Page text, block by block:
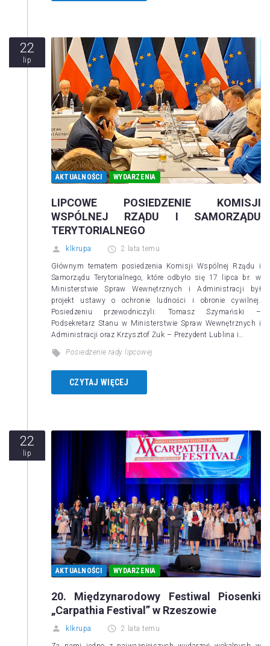
22
lip
AKTUALNOŚCI WYDARZENIA
LIPCOWE POSIEDZENIE KOMISJI
WSPÓLNEJ RZĄDU I SAMORZĄDU
TERYTORIALNEGO
klkrupa 2 lata temu
Głównym tematem posiedzenia Komisji Wspólnej Rządu i
Samorządu Terytorialnego, które odbyło się 17 lipca br. w
Ministerstwie Spraw Wewnętrznych i Administracji był
projekt ustawy o ochronie ludności i obronie cywilnej.
Posiedzeniu przewodniczyli: Tomasz Szymański –
Podsekretarz Stanu w Ministerstwie Spraw Wewnętrznych i
Administracji oraz Krzysztof Żuk – Prezydent Lublina i…
Posiedzenie rady lipcowej
CZYTAJ WIĘCEJ
22
lip
AKTUALNOŚCI WYDARZENIA
20. Międzynarodowy Festiwal Piosenki
„Carpathia Festival” w Rzeszowie
klkrupa 2 lata temu